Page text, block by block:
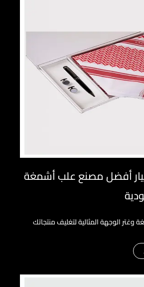
أفضل مصنع علب أشمغة
الوجهة المثالية لتغليف منتجاتك